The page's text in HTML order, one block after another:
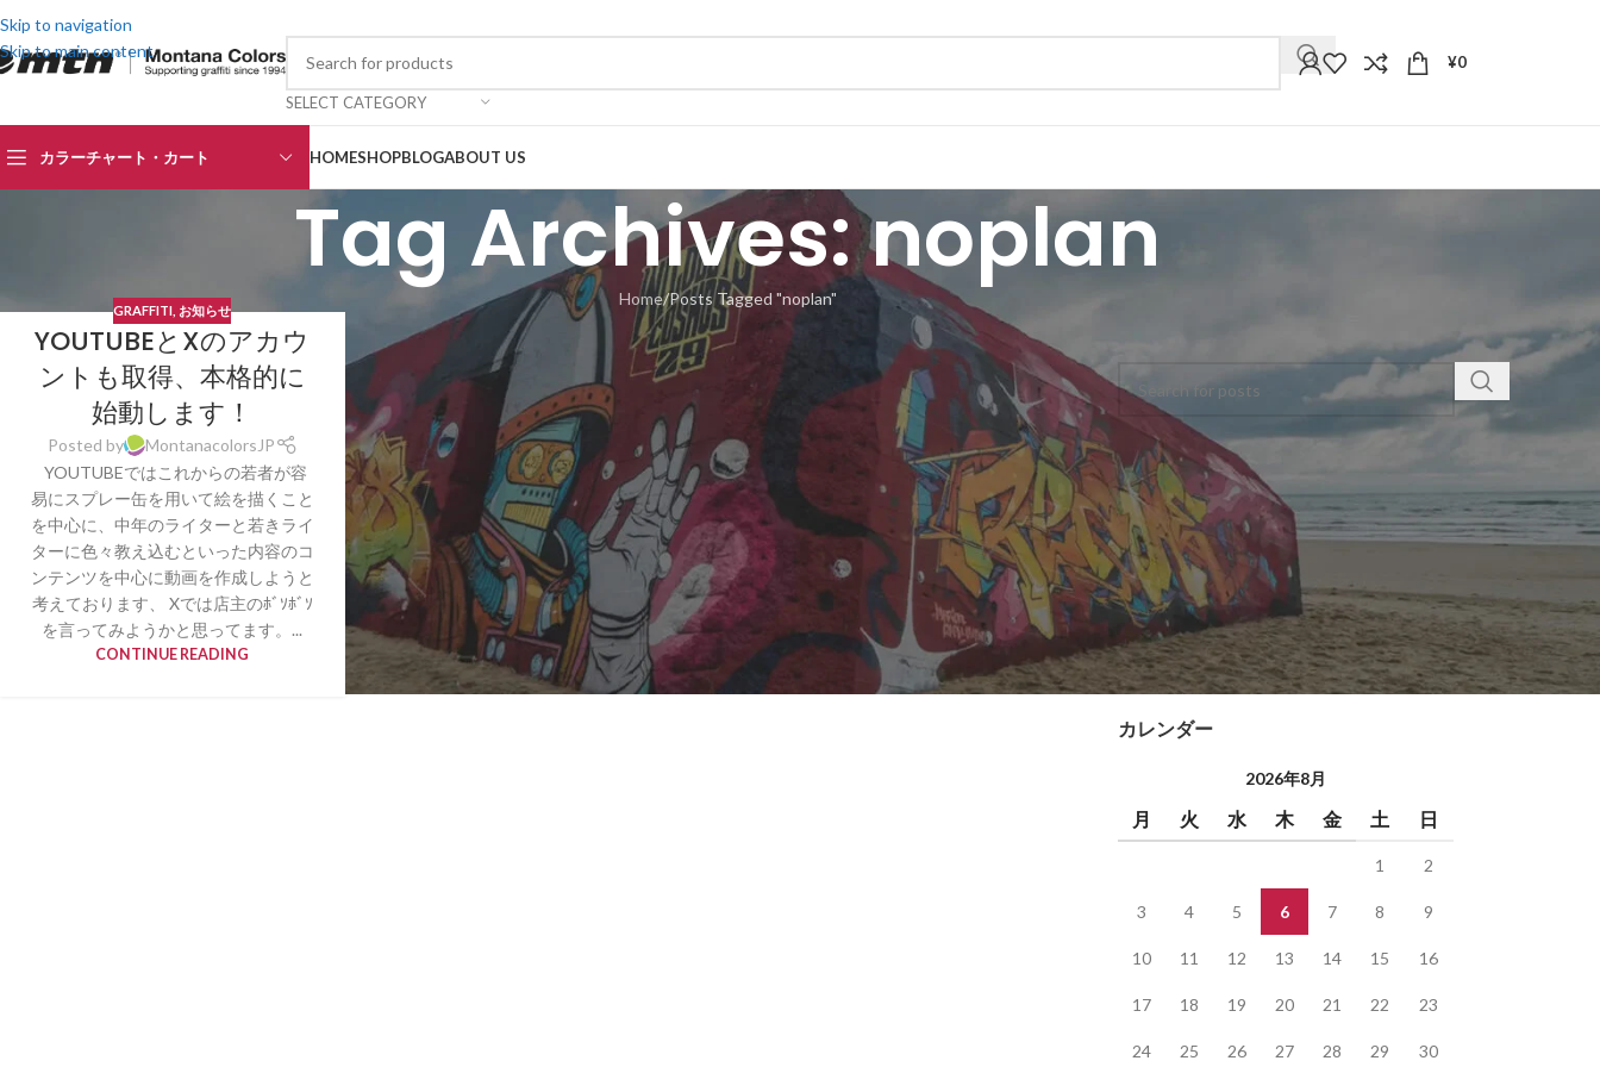
Skip to navigation
Skip to main content
SELECT CATEGORY
¥0
カラーチャート・カート HOMESHOPBLOGABOUT US
Tag Archives: noplan
Home Posts Tagged "noplan"
GRAFFITI お知らせ
YOUTUBEとXのアカウ
ントも取得、本格的に
始動します！
Posted by
MontanacolorsJP
YOUTUBEではこれからの若者が容
易にスプレー缶を用いて絵を描くこと
を中心に、中年のライターと若きライ
ターに色々教え込むといった内容のコ
ンテンツを中心に動画を作成しようと
考えております、 Xでは店主のﾎﾞｿﾎﾞｿ
を言ってみようかと思ってます。...
CONTINUE READING
カテゴリー
graffiti
お知らせ
ブログ記事
未分類
カレンダー
2026年8月
月 火 水 木 金 土 日
1 2
3 4 5 6 7 8 9
10 11 12 13 14 15 16
17 18 19 20 21 22 23
24 25 26 27 28 29 30